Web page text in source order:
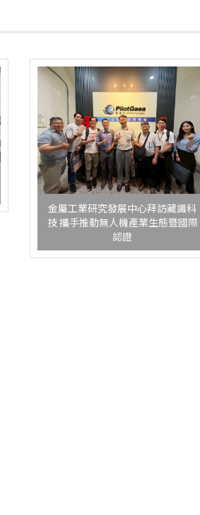
金屬工業研究發展中心拜訪藏識科
技 攜手推動無人機產業生態暨國際
認證